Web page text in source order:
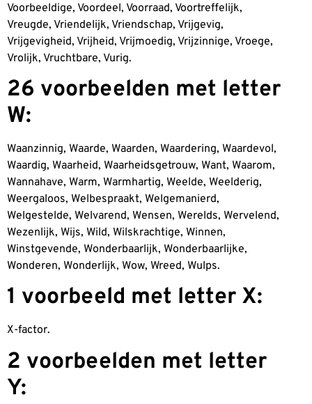
Voorbeeldige, Voordeel, Voorraad, Voortreffelijk,
Vreugde, Vriendelijk, Vriendschap, Vrijgevig,
Vrijgevigheid, Vrijheid, Vrijmoedig, Vrijzinnige, Vroege,
Vrolijk, Vruchtbare, Vurig.
26 voorbeelden met letter
W:
Waanzinnig, Waarde, Waarden, Waardering, Waardevol,
Waardig, Waarheid, Waarheidsgetrouw, Want, Waarom,
Wannahave, Warm, Warmhartig, Weelde, Weelderig,
Weergaloos, Welbespraakt, Welgemanierd,
Welgestelde, Welvarend, Wensen, Werelds, Wervelend,
Wezenlijk, Wijs, Wild, Wilskrachtige, Winnen,
Winstgevende, Wonderbaarlijk, Wonderbaarlijke,
Wonderen, Wonderlijk, Wow, Wreed, Wulps.
1 voorbeeld met letter X:
X-factor.
2 voorbeelden met letter
Y: